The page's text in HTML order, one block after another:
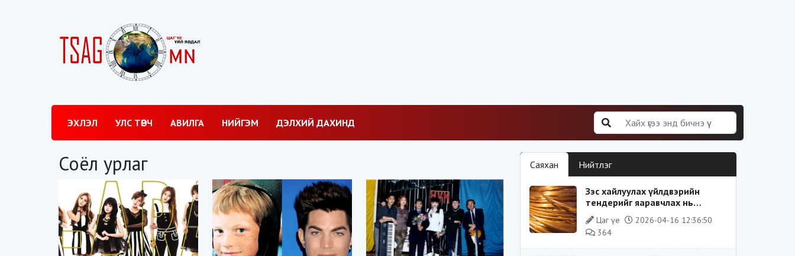
ЭХЛЭЛ УЛС ТӨРЧ АВИЛГА НИЙГЭМ ДЭЛХИЙ ДАХИНД
Соёл урлаг Саяхан Нийтлэг
Зэс хайлуулах үйлдвэрийн
тендерийг яаравчлах нь
“Үндэсний аюулгүй байдал“-д
эрсдэлтэй юу?
Цаг үе
2026-04-16 12:36:50
364